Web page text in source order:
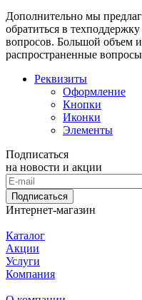
Дополнительно мы
обратиться в
вопросов. Большой объем
распространенные
Реквизиты
Оформление
Кнопки
Иконки
Элементы
Подписаться
на новости и акции
Подписаться
Интернет-магазин
Каталог
Акции
Услуги
Компания